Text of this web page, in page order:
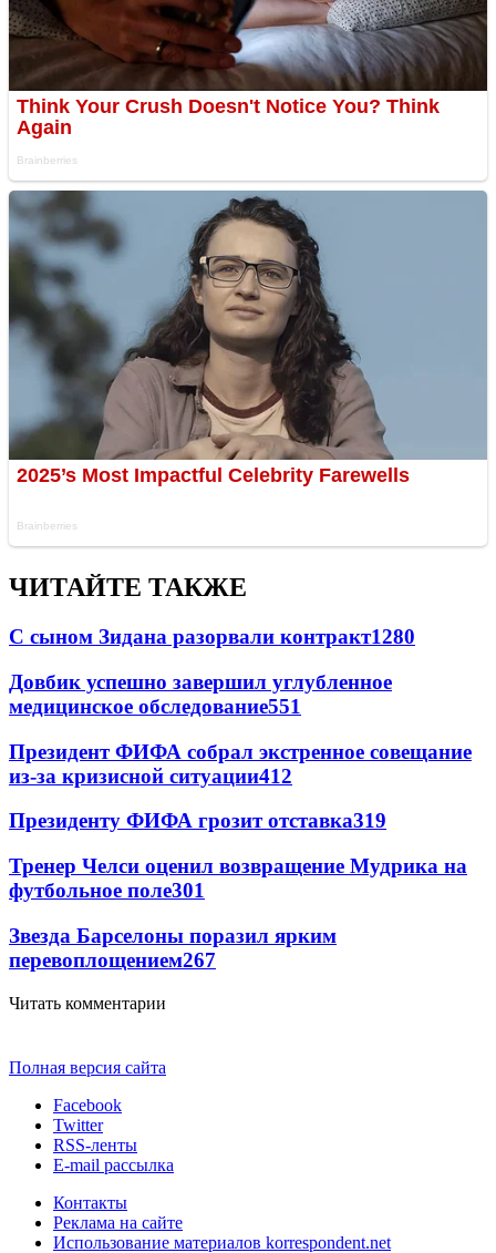
ЧИТАЙТЕ ТАКЖЕ
С сыном Зидана разорвали контракт1280
Довбик успешно завершил углубленное
медицинское обследование551
Президент ФИФА собрал экстренное совещание
из-за кризисной ситуации412
Президенту ФИФА грозит отставка319
Тренер Челси оценил возвращение Мудрика на
футбольное поле301
Звезда Барселоны поразил ярким
перевоплощением267
Читать комментарии
Полная версия сайта
Facebook
Twitter
RSS-ленты
E-mail рассылка
Контакты
Реклама на сайте
Использование материалов korrespondent.net